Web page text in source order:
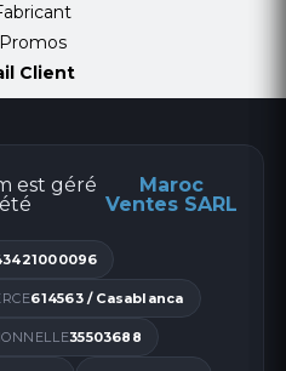
Client
est géré
Maroc
Ventes SARL
614563 / Casablanca
35503688